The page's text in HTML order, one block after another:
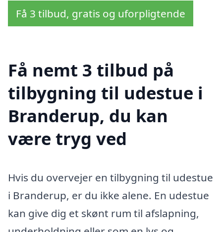
Få 3 tilbud, gratis og uforpligtende
Få nemt 3 tilbud på
tilbygning til udestue i
Branderup, du kan
være tryg ved
Hvis du overvejer en tilbygning til udestue
i Branderup, er du ikke alene. En udestue
kan give dig et skønt rum til afslapning,